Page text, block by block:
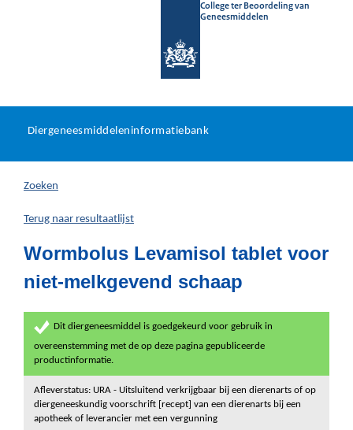
College ter Beoordeling van
Geneesmiddelen
U
hier:
Diergeneesmiddeleninformatiebank
Zoeken
Terug naar resultaatlijst
Wormbolus Levamisol tablet voor
niet-melkgevend schaap
Dit diergeneesmiddel is goedgekeurd voor gebruik in
overeenstemming met de op deze pagina gepubliceerde
productinformatie.
Afleverstatus: URA - Uitsluitend verkrijgbaar bij een dierenarts of op
diergeneeskundig voorschrift [recept] van een dierenarts bij een
apotheek of leverancier met een vergunning